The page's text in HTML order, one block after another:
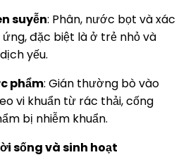
suyễn: Phân, nước bọt và xác
đặc biệt là ở trẻ nhỏ và
yếu.
phẩm: Gián thường bò vào
vi khuẩn từ rác thải, cống
bị nhiễm khuẩn.
sống và sinh hoạt